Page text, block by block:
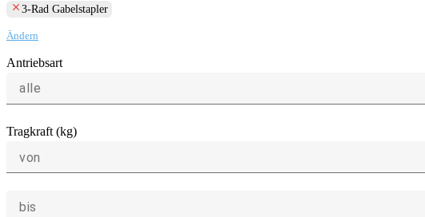
clear 3-Rad Gabelstapler
Ändern
Antriebsart
alle
Tragkraft (kg)
von
bis